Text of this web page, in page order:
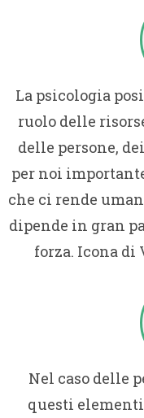
La psicologia
ruolo delle
delle persone,
per noi
che ci rende
dipende in gran
forza. Icona
Nel caso delle
questi